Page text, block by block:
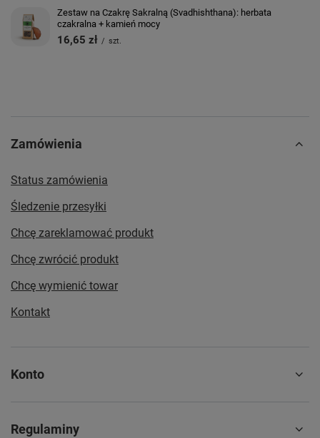
Zestaw na Czakrę Sakralną (Svadhishthana): herbata
czakralna + kamień mocy
16,65 zł / szt.
Zamówienia
Status zamówienia
Śledzenie przesyłki
Chcę zareklamować produkt
Chcę zwrócić produkt
Chcę wymienić towar
Kontakt
Konto
Regulaminy